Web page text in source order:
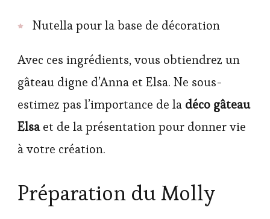
Nutella pour la base de décoration
Avec ces ingrédients, vous obtiendrez un
gâteau digne d’Anna et Elsa. Ne sous-
estimez pas l’importance de la déco gâteau
Elsaet de la présentation pour donner vie
à votre création.
Préparation du Molly